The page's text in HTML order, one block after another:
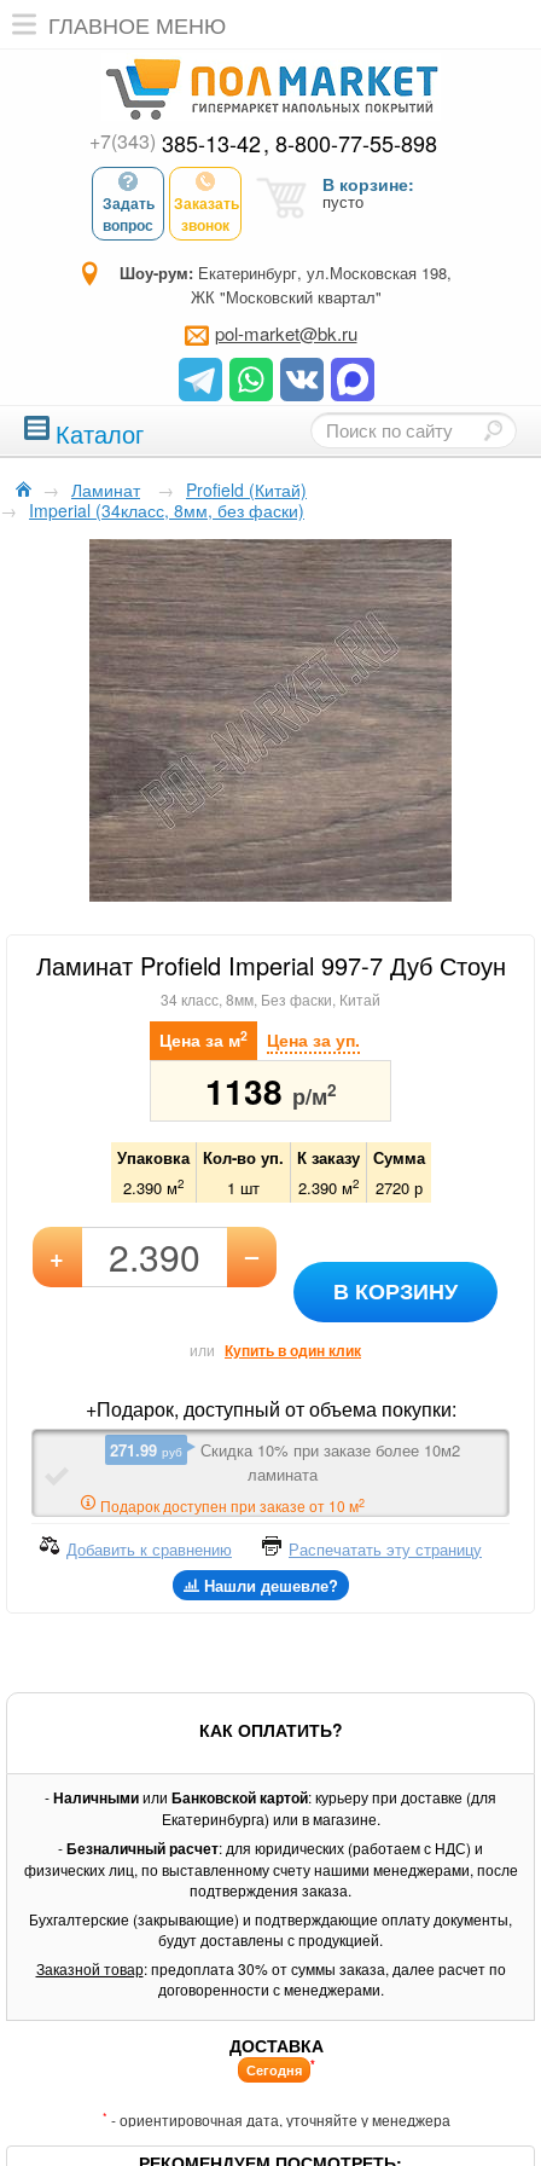
ГЛАВНОЕ МЕНЮ
+7(343) 385-13-42 8-800-77-55-898
Задать
вопрос
Заказать
звонок
В корзине:
пусто
Шоу-рум: Екатеринбург, ул.Московская 198,
ЖК "Московский квартал"
pol-market@bk.ru
Каталог
→ Ламинат → Profield (Китай)
→ Imperial (34класс, 8мм, без фаски)
Ламинат Profield Imperial 997-7 Дуб Стоун
34 класс, 8мм, Без фаски, Китай
Цена за м2 Цена за уп.
1138 р/м2
Упаковка Кол-во уп. К заказу
Сумма
2.390 м2 1 шт 2.390м2 2720р
+ –
В КОРЗИНУ
или Купить в один клик
+Подарок, доступный от объема покупки:
271.99 руб
Скидка 10% при заказе более 10м2
ламината
Подарок доступен при заказе от 10 м2
Добавить к сравнению
Распечатать эту страницу
Нашли дешевле?
КАК ОПЛАТИТЬ?
-Наличнымиили Банковской картой: курьеру при доставке (для
Екатеринбурга) или в магазине.
-Безналичный расчет: для юридических (работаем с НДС) и
физических лиц, по выставленному счету нашими менеджерами, после
подтверждения заказа.
Бухгалтерские (закрывающие) и подтверждающие оплату документы,
будут доставлены с продукцией.
Заказной товар: предоплата 30% от суммы заказа, далее расчет по
договоренности с менеджерами.
ДОСТАВКА
Сегодня *
* - ориентировочная дата, уточняйте у менеджера